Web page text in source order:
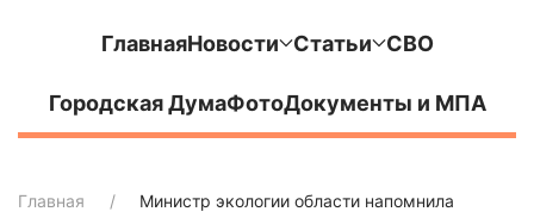
ГлавнаяНовости Статьи СВО
Городская ДумаФотоДокументы и МПА
Главная
Министр экологии области напомнила